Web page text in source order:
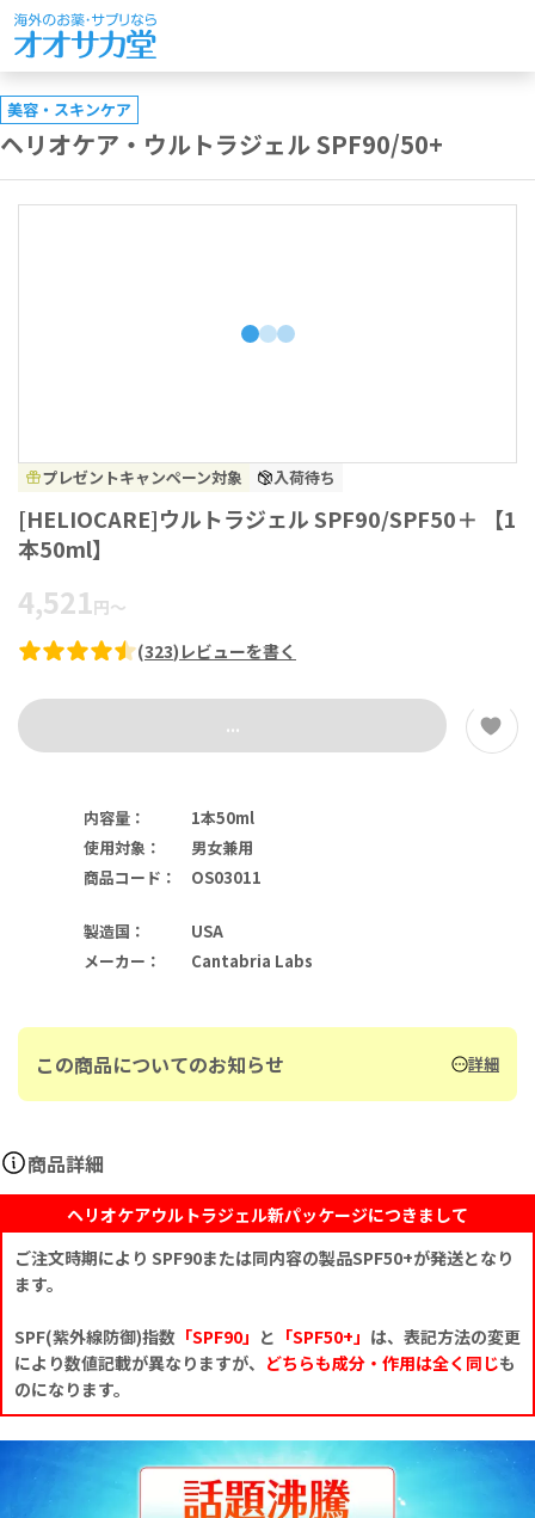
美容・スキンケア
ヘリオケア・ウルトラジェル SPF90/50+
プレゼントキャンペーン対象 入荷待ち
[HELIOCARE]ウルトラジェル SPF90/SPF50＋ 【1
本50ml】
4,521円～
(323) レビューを書く
...
内容量 ：
1本50ml
使用対象 ：
男女兼用
商品コード ： OS03011
製造国 ：
USA
メーカー ： Cantabria Labs
この商品についてのお知らせ 詳細
商品詳細
ヘリオケアウルトラジェル新パッケージにつきまして
ご注文時期により SPF90または同内容の製品SPF50+が発送となり
ます。
SPF(紫外線防御)指数 「SPF90」 と 「SPF50+」 は、表記方法の変更
により数値記載が異なりますが、 どちらも成分・作用は全く同じも
のになります。